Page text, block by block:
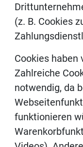
(z. B. Cookies
Cookies haben
Zahlreiche
notwendig, da
funktionieren